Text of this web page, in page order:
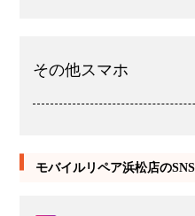
その他スマホ
モバイルリペア浜松店のSNS